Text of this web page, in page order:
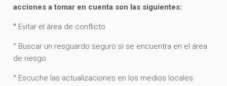
acciones a tomar en cuenta son las siguientes:
° Evitar el área de conflicto
° Buscar un resguardo seguro si se encuentra en el área
de riesgo
° Escuche las actualizaciones en los medios locales